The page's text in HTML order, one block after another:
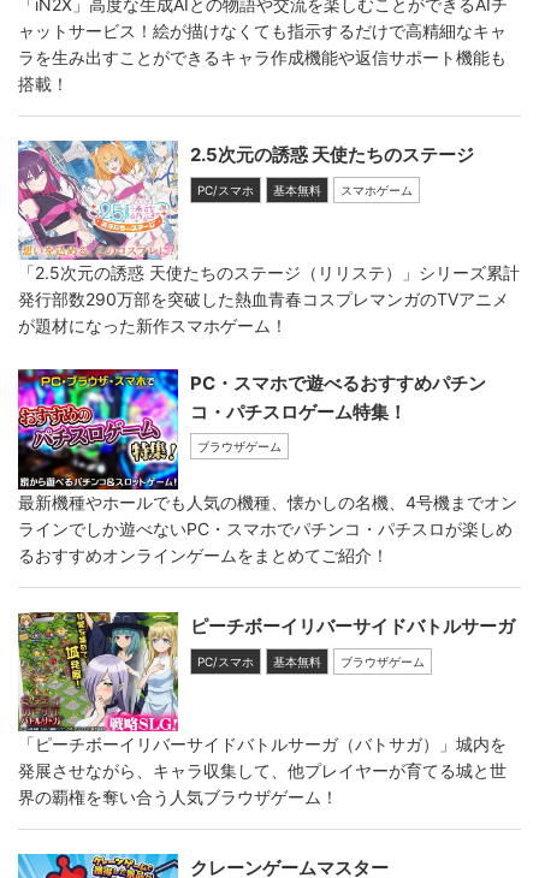
ャットサービス！絵が描けなくても指示するだけで高精細なキャ
ラを生み出すことができるキャラ作成機能や返信サポート機能も
搭載！
2.5次元の誘惑 天使たちのステージ
PC/スマホ 基本無料 スマホゲーム
「2.5次元の誘惑 天使たちのステージ（リリステ）」シリーズ累計
発行部数290万部を突破した熱血青春コスプレマンガのTVアニメ
が題材になった新作スマホゲーム！
PC・スマホで遊べるおすすめパチン
コ・パチスロゲーム特集！
ブラウザゲーム
最新機種やホールでも人気の機種、懐かしの名機、4号機までオン
ラインでしか遊べないPC・スマホでパチンコ・パチスロが楽しめ
るおすすめオンラインゲームをまとめてご紹介！
ピーチボーイリバーサイドバトルサーガ
PC/スマホ 基本無料 ブラウザゲーム
「ピーチボーイリバーサイドバトルサーガ（バトサガ）」城内を
発展させながら、キャラ収集して、他プレイヤーが育てる城と世
界の覇権を奪い合う人気ブラウザゲーム！
クレーンゲームマスター